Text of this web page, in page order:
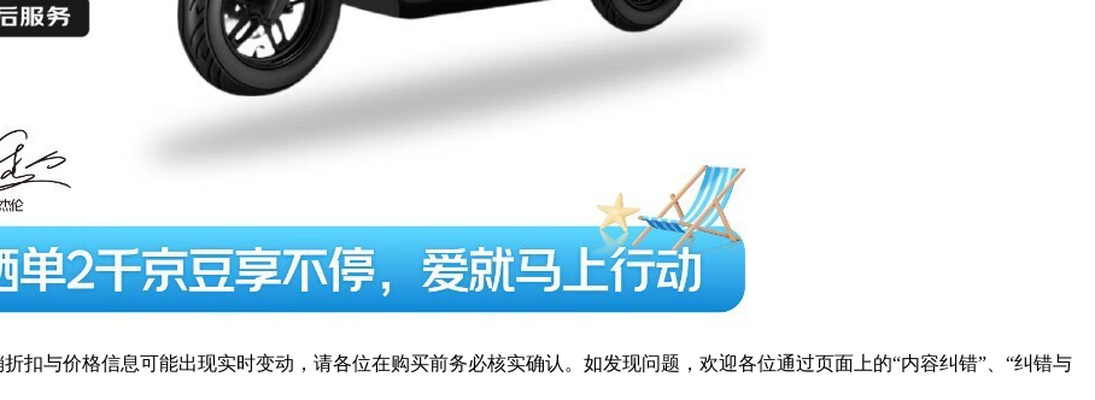
扣与价格信息可能出现实时变动，请各位在购买前务必核实确认。如发现问题，欢迎各位通过页面上的“内容纠错”、“纠错与